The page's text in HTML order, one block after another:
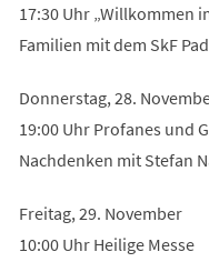
17:30 Uhr „Willkommen
Familien mit dem SkF
Donnerstag, 28.
19:00 Uhr Profanes und
Nachdenken mit Stefan
Freitag, 29. November
10:00 Uhr Heilige Messe